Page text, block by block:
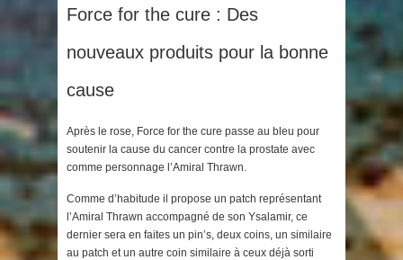
Force for the cure : Des
nouveaux produits pour la bonne
cause
Après le rose, Force for the cure passe au bleu pour
soutenir la cause du cancer contre la prostate avec
comme personnage l’Amiral Thrawn.
Comme d’habitude il propose un patch représentant
l’Amiral Thrawn accompagné de son Ysalamir, ce
dernier sera en faites un pin’s, deux coins, un similaire
au patch et un autre coin similaire à ceux déjà sorti